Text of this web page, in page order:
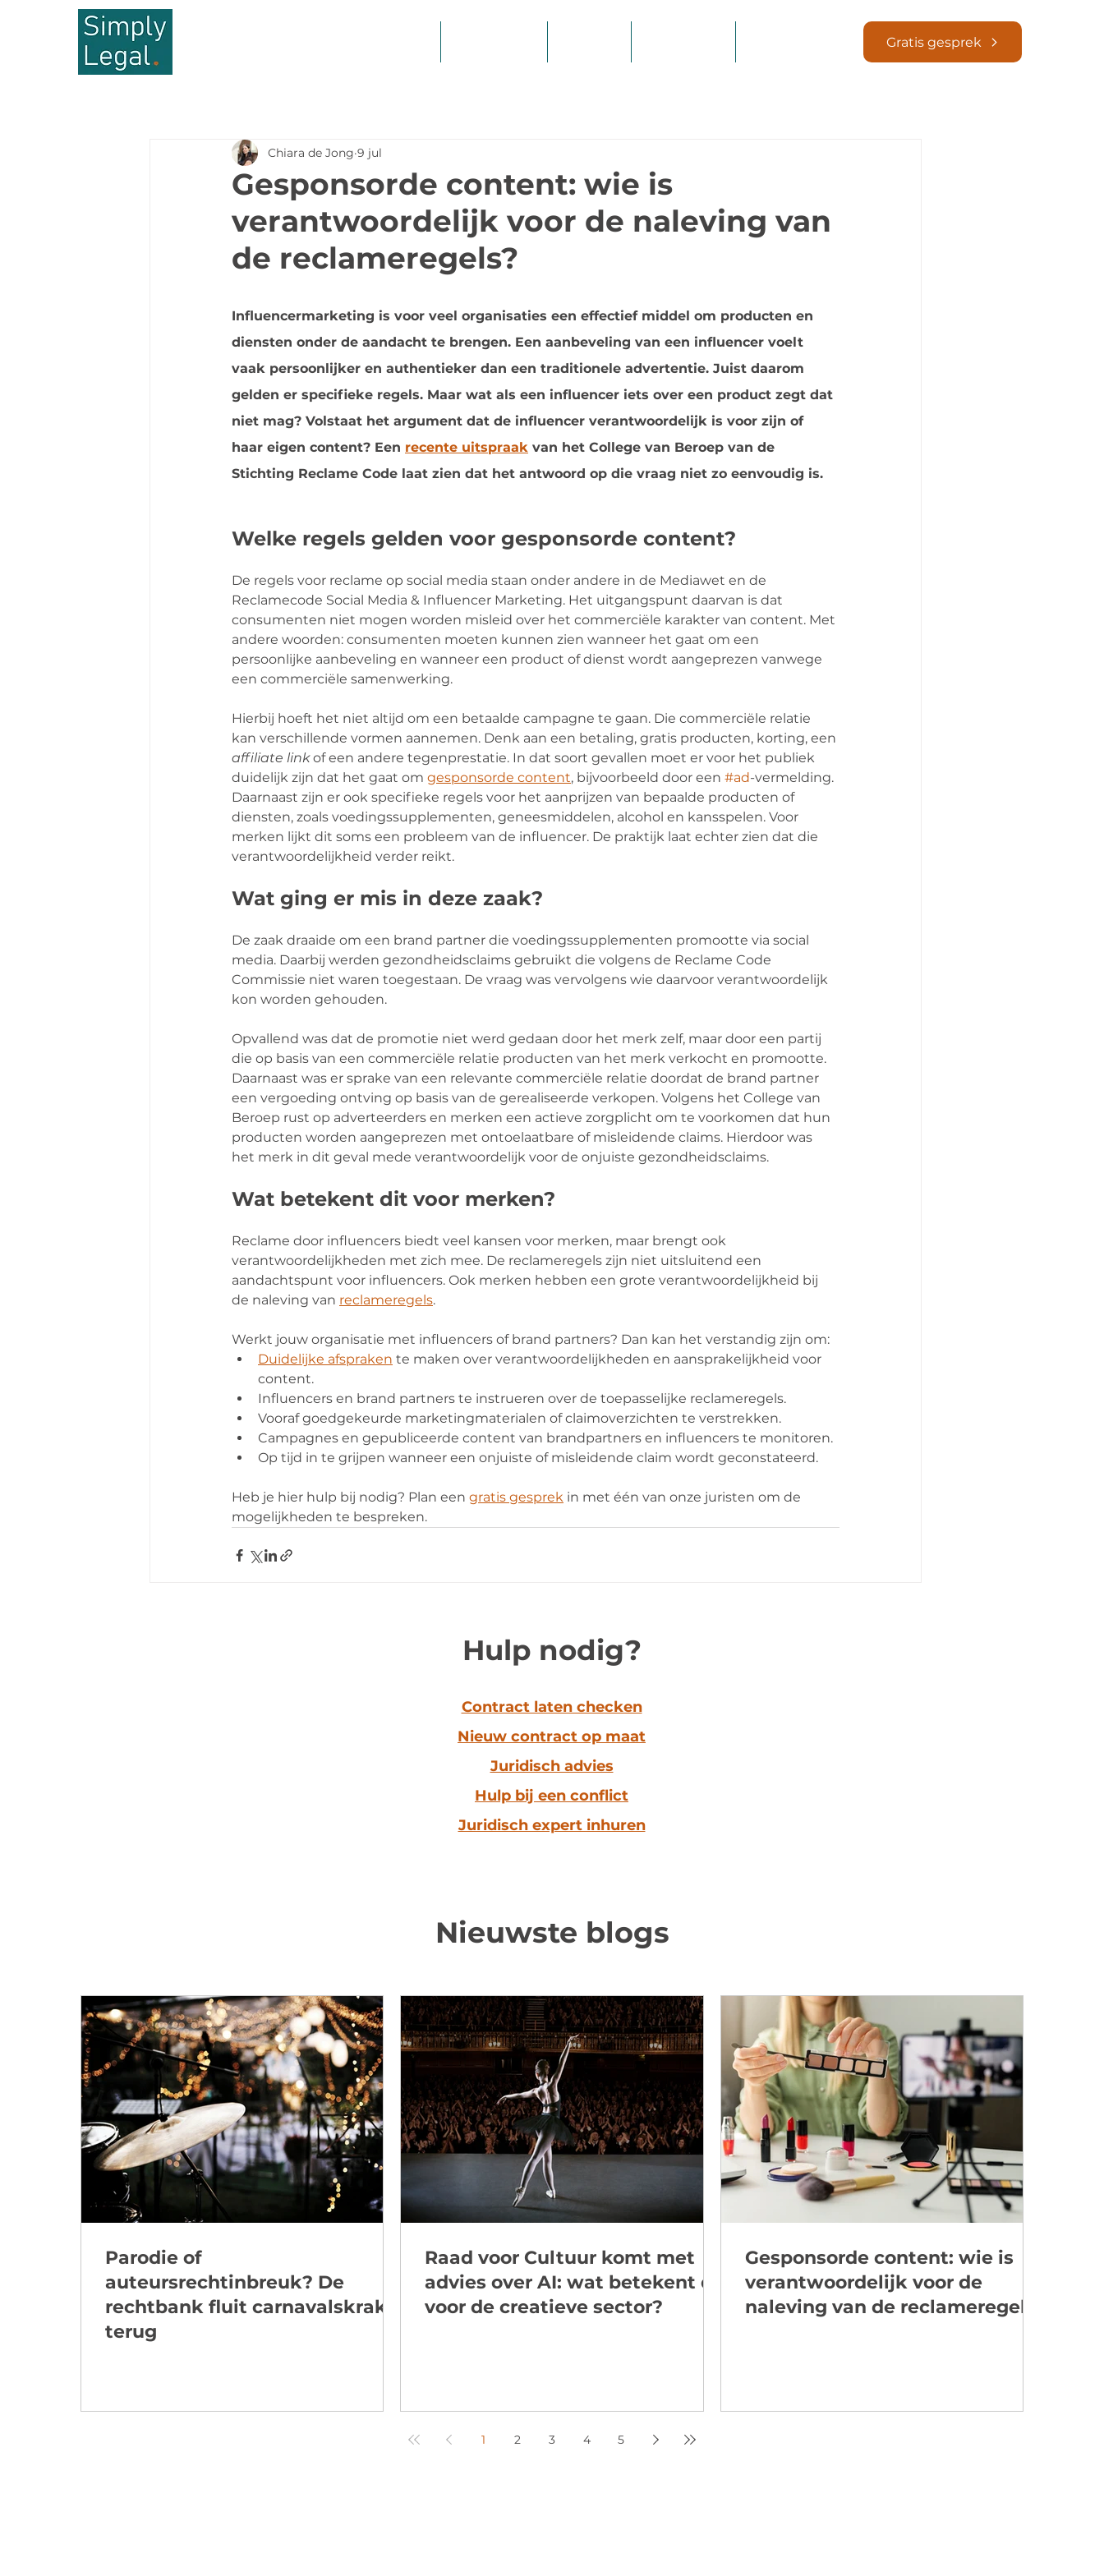
Gratis gesprek
Gesponsorde content: wie is
verantwoordelijk voor de naleving van
de reclameregels?
Chiara de Jong 9 jul
Influencermarketing is voor veel organisaties een effectief middel om producten en
diensten onder de aandacht te brengen. Een aanbeveling van een influencer voelt
vaak persoonlijker en authentieker dan een traditionele advertentie. Juist daarom
gelden er specifieke regels. Maar wat als een influencer iets over een product zegt dat
niet mag? Volstaat het argument dat de influencer verantwoordelijk is voor zijn of
haar eigen content? Een recente uitspraak van het College van Beroep van de
Stichting Reclame Code laat zien dat het antwoord op die vraag niet zo eenvoudig is.
Welke regels gelden voor gesponsorde content?
De regels voor reclame op social media staan onder andere in de Mediawet en de
Reclamecode Social Media & Influencer Marketing. Het uitgangspunt daarvan is dat
consumenten niet mogen worden misleid over het commerciële karakter van content. Met
andere woorden: consumenten moeten kunnen zien wanneer het gaat om een
persoonlijke aanbeveling en wanneer een product of dienst wordt aangeprezen vanwege
een commerciële samenwerking.
Hierbij hoeft het niet altijd om een betaalde campagne te gaan. Die commerciële relatie
kan verschillende vormen aannemen. Denk aan een betaling, gratis producten, korting, een
affiliate link of een andere tegenprestatie. In dat soort gevallen moet er voor het publiek
duidelijk zijn dat het gaat om gesponsorde content, bijvoorbeeld door een #ad-vermelding.
Daarnaast zijn er ook specifieke regels voor het aanprijzen van bepaalde producten of
diensten, zoals voedingssupplementen, geneesmiddelen, alcohol en kansspelen. Voor
merken lijkt dit soms een probleem van de influencer. De praktijk laat echter zien dat die
verantwoordelijkheid verder reikt.
Wat ging er mis in deze zaak?
De zaak draaide om een brand partner die voedingssupplementen promootte via social
media. Daarbij werden gezondheidsclaims gebruikt die volgens de Reclame Code
Commissie niet waren toegestaan. De vraag was vervolgens wie daarvoor verantwoordelijk
kon worden gehouden.
Opvallend was dat de promotie niet werd gedaan door het merk zelf, maar door een partij
die op basis van een commerciële relatie producten van het merk verkocht en promootte.
Daarnaast was er sprake van een relevante commerciële relatie doordat de brand partner
een vergoeding ontving op basis van de gerealiseerde verkopen. Volgens het College van
Beroep rust op adverteerders en merken een actieve zorgplicht om te voorkomen dat hun
producten worden aangeprezen met ontoelaatbare of misleidende claims. Hierdoor was
het merk in dit geval mede verantwoordelijk voor de onjuiste gezondheidsclaims.
Wat betekent dit voor merken?
Reclame door influencers biedt veel kansen voor merken, maar brengt ook
verantwoordelijkheden met zich mee. De reclameregels zijn niet uitsluitend een
aandachtspunt voor influencers. Ook merken hebben een grote verantwoordelijkheid bij
de naleving van reclameregels.
Werkt jouw organisatie met influencers of brand partners? Dan kan het verstandig zijn om:
Duidelijke afspraken te maken over verantwoordelijkheden en aansprakelijkheid voor
content.
Influencers en brand partners te instrueren over de toepasselijke reclameregels.
Vooraf goedgekeurde marketingmaterialen of claimoverzichten te verstrekken.
Campagnes en gepubliceerde content van brandpartners en influencers te monitoren.
Op tijd in te grijpen wanneer een onjuiste of misleidende claim wordt geconstateerd.
Heb je hier hulp bij nodig? Plan een gratis gesprek in met één van onze juristen om de
mogelijkheden te bespreken.
Hulp nodig?
Contract laten checken
Nieuw contract op maat
Juridisch advies
Hulp bij een conflict
Juridisch expert inhuren
Nieuwste blogs
Parodie of
auteursrechtinbreuk? De
rechtbank fluit carnavalskraker
terug
Raad voor Cultuur komt met
advies over AI: wat betekent dit
voor de creatieve sector?
Gesponsorde content: wie is
verantwoordelijk voor de
naleving van de reclameregels?
1 2 3 4 5